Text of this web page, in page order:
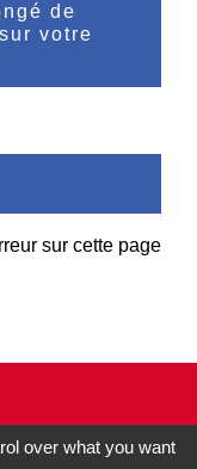
de
votre
sur cette page
over what you want